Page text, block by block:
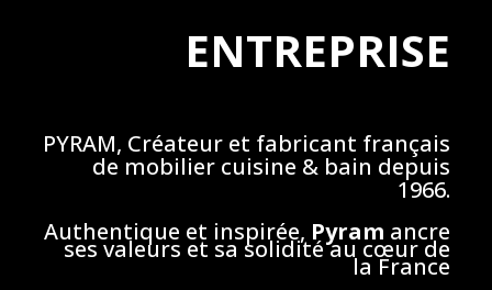
ENTREPRISE
PYRAM, Créateur et fabricant français
de mobilier cuisine & bain depuis
1966.
Authentique et inspirée, Pyram ancre
ses valeurs et sa solidité au cœur de
la France